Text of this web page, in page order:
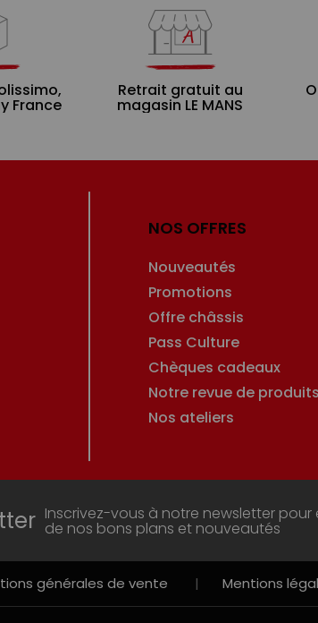
France
Retrait gratuit au
magasin LE MANS
NOS OFFRES
Nouveautés
Promotions
Offre châssis
Pass Culture
Chèques cadeaux
Notre revue de produits
Nos ateliers
Inscrivez-vous à notre newsletter pour
de nos bons plans et nouveautés
générales de vente | Mentions